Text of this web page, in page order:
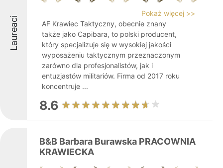
Laureaci
Pokaż więcej >>
AF Krawiec Taktyczny, obecnie znany
także jako Capibara, to polski producent,
który specjalizuje się w wysokiej jakości
wyposażeniu taktycznym przeznaczonym
zarówno dla profesjonalistów, jak i
entuzjastów militariów. Firma od 2017 roku
koncentruje ...
8.6
B&B Barbara Burawska PRACOWNIA
KRAWIECKA